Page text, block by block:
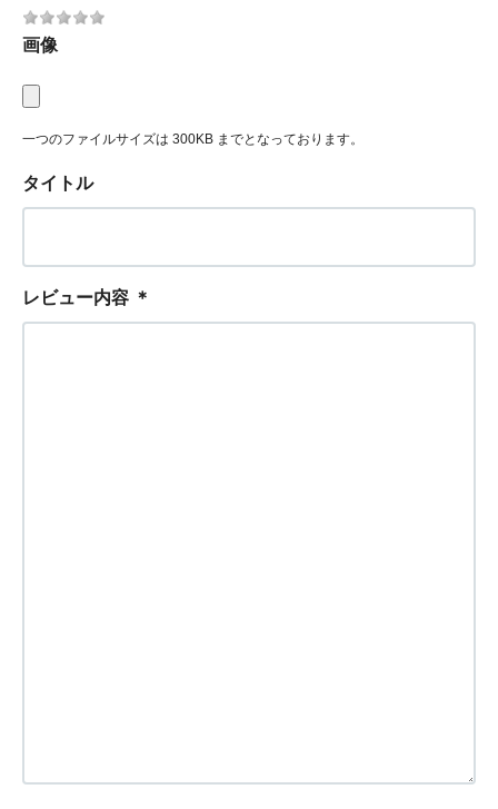
画像
一つのファイルサイズは 300KB までとなっております。
タイトル
レビュー内容 ＊